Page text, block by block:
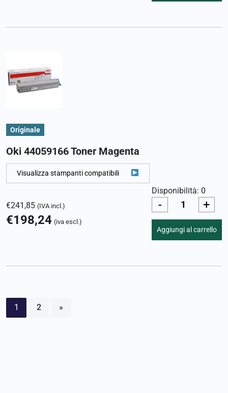
Originale
Oki 44059166 Toner Magenta
Visualizza stampanti compatibili
€241,85 (IVA incl.)
€198,24 (iva escl.)
Disponibilità: 0
- +
Aggiungi al carrello
1 2 »